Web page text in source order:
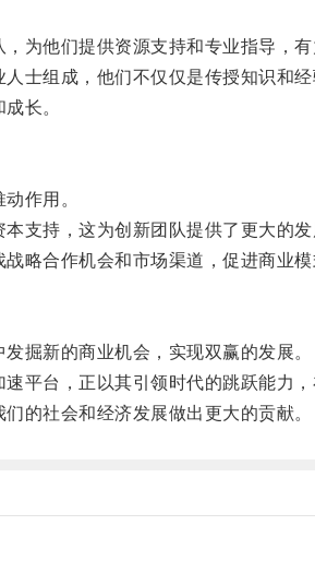
他们提供资源支持和专业指导，有
组成，他们不仅仅是传授知识和经
长。
作用。
持，这为创新团队提供了更大的发
合作机会和市场渠道，促进商业模
新的商业机会，实现双赢的发展。
台，正以其引领时代的跳跃能力，
社会和经济发展做出更大的贡献。